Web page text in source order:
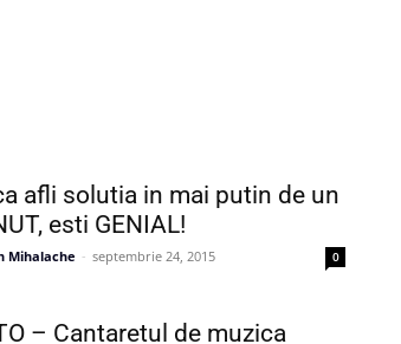
afli solutia in mai putin de un
esti GENIAL!
Mihalache - septembrie 24, 2015 0
– Cantaretul de muzica